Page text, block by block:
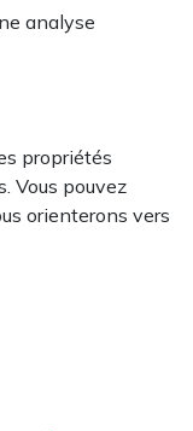
analyse
propriétés
Vous pouvez
orienterons vers